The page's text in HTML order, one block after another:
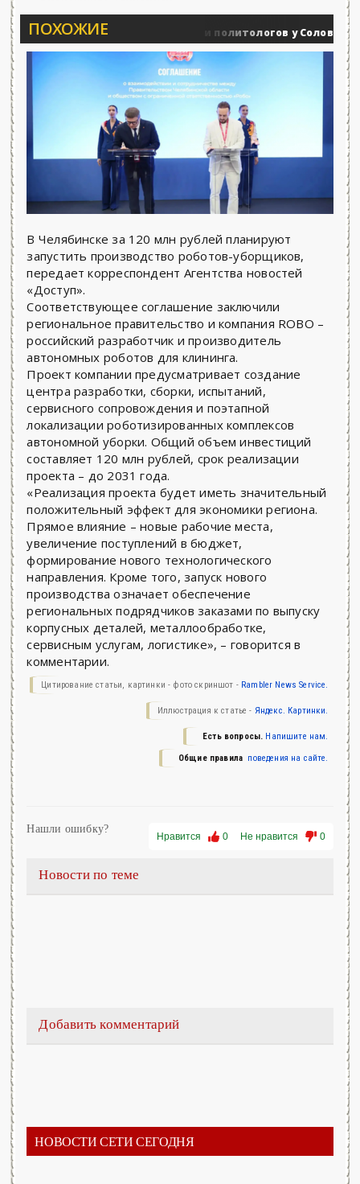
ПОХОЖИЕ
действия Вечерние баталии политологов у Соловьёва
В Челябинске за 120 млн рублей планируют
запустить производство роботов-уборщиков,
передает корреспондент Агентства новостей
«Доступ».
Соответствующее соглашение заключили
региональное правительство и компания ROBO –
российский разработчик и производитель
автономных роботов для клининга.
Проект компании предусматривает создание
центра разработки, сборки, испытаний,
сервисного сопровождения и поэтапной
локализации роботизированных комплексов
автономной уборки. Общий объем инвестиций
составляет 120 млн рублей, срок реализации
проекта – до 2031 года.
«Реализация проекта будет иметь значительный
положительный эффект для экономики региона.
Прямое влияние – новые рабочие места,
увеличение поступлений в бюджет,
формирование нового технологического
направления. Кроме того, запуск нового
производства означает обеспечение
региональных подрядчиков заказами по выпуску
корпусных деталей, металлообработке,
сервисным услугам, логистике», – говорится в
комментарии.
Цитирование статьи, картинки - фото скриншот - Rambler News Service.
Иллюстрация к статье - Яндекс. Картинки.
Есть вопросы. Напишите нам.
Общие правила поведения на сайте.
Нравится 0 Не нравится 0
Нашли ошибку?
Новости по теме
Добавить комментарий
НОВОСТИ СЕТИ СЕГОДНЯ